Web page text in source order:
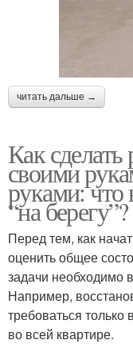
читать дальше →
Как сделать
своими
руками:
“на берегу”?
Перед тем, как
оценить общее
задачи необходимо
Например,
требоваться
во всей квартире.